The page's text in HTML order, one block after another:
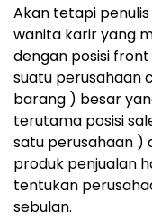
Akan tetapi
wanita karir yang
dengan posisi
suatu perusahaan
barang ) besar
terutama posisi
satu perusahaan )
produk penjualan
tentukan
sebulan.